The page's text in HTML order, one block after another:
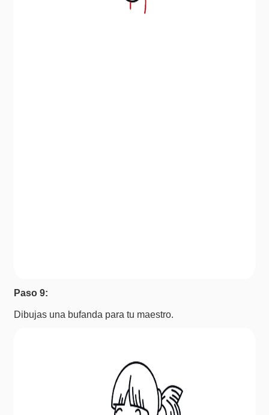
Paso 9:
Dibujas una bufanda para tu maestro.